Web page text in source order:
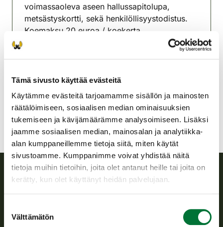
Tämä sivusto käyttää evästeitä
Käytämme evästeitä tarjoamamme sisällön ja mainosten
räätälöimiseen, sosiaalisen median ominaisuuksien
tukemiseen ja kävijämäärämme analysoimiseen. Lisäksi
jaamme sosiaalisen median, mainosalan ja analytiikka-
alan kumppaneillemme tietoja siitä, miten käytät
sivustoamme. Kumppanimme voivat yhdistää näitä
tietoja muihin tietoihin, joita olet antanut heille tai joita on
kerätty, kun olet käyttänyt heidän palvelujaan.
valinta
Välttämätön
voimassaoleva aseen hallussapitolupa,
metsästyskortti, sekä henkilöllisyystodistus.
Koemaksu 20 euroa / koekerta.
Uusimaa
Suomen riistakeskus
Suomen riistakeskus edistää kestävää riistataloutta, tukee
riistanhoitoyhdistysten toimintaa ja huolehtii riistapolitiikan